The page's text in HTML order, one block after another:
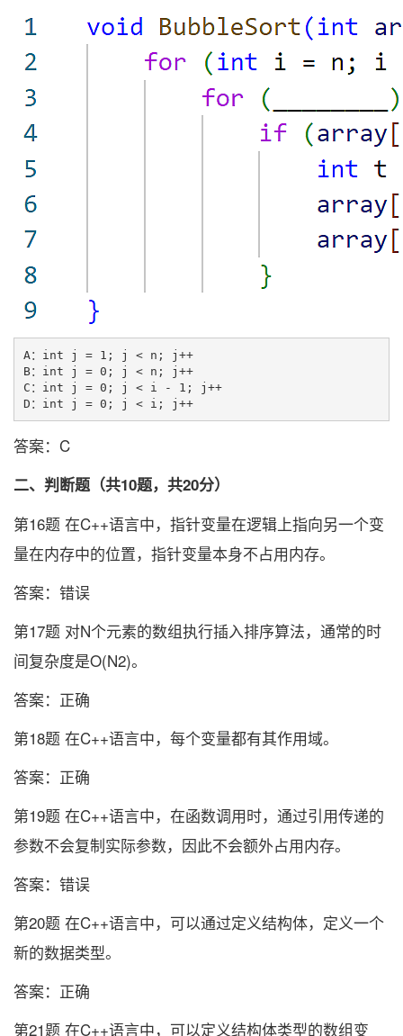
A：int j = 1; j < n; j++
B：int j = 0; j < n; j++
C：int j = 0; j < i - 1; j++
D：int j = 0; j < i; j++
答案：C
二、判断题（共10题，共20分）
第16题 在C++语言中，指针变量在逻辑上指向另一个变
量在内存中的位置，指针变量本身不占用内存。
答案：错误
第17题 对N个元素的数组执行插入排序算法，通常的时
间复杂度是O(N2)。
答案：正确
第18题 在C++语言中，每个变量都有其作用域。
答案：正确
第19题 在C++语言中，在函数调用时，通过引用传递的
参数不会复制实际参数，因此不会额外占用内存。
答案：错误
第20题 在C++语言中，可以通过定义结构体，定义一个
新的数据类型。
答案：正确
第21题 在C++语言中，可以定义结构体类型的数组变